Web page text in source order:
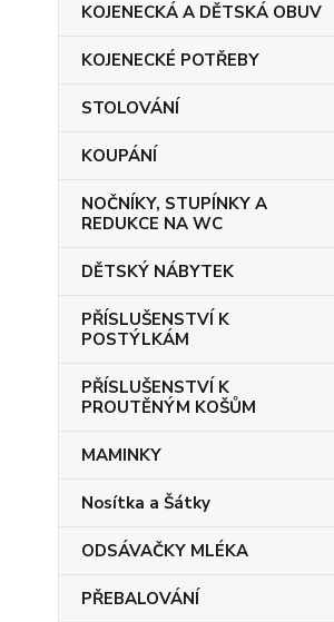
KOJENECKÁ A DĚTSKÁ OBUV
KOJENECKÉ POTŘEBY
STOLOVÁNÍ
KOUPÁNÍ
NOČNÍKY, STUPÍNKY A
REDUKCE NA WC
DĚTSKÝ NÁBYTEK
PŘÍSLUŠENSTVÍ K
POSTÝLKÁM
PŘÍSLUŠENSTVÍ K
PROUTĚNÝM KOŠŮM
MAMINKY
Nosítka a Šátky
ODSÁVAČKY MLÉKA
PŘEBALOVÁNÍ